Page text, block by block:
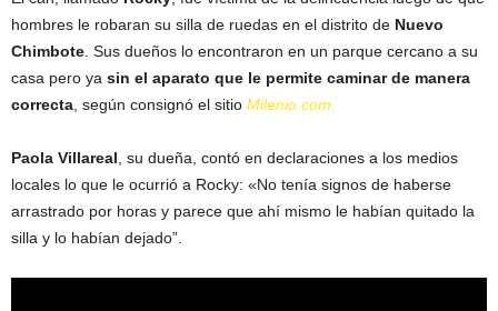
hombres le robaran su silla de ruedas en el distrito de Nuevo
Chimbote. Sus dueños lo encontraron en un parque cercano a su
casa pero ya sin el aparato que le permite caminar de manera
correcta, según consignó el sitio Milenio.com.
Paola Villareal, su dueña, contó en declaraciones a los medios
locales lo que le ocurrió a Rocky: «No tenía signos de haberse
arrastrado por horas y parece que ahí mismo le habían quitado la
silla y lo habían dejado”.